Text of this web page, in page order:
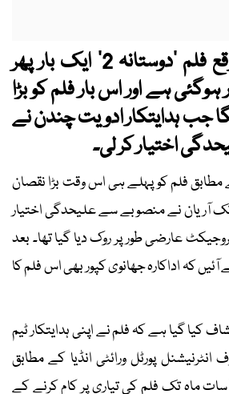
کرن جوہر کی متوقع فلم ’دوستانہ 2‘ ایک بار پھر
ہے اور اس بار فلم کو بڑا
جب ہدایتکار ادویت چندن نے
اختیار کر لی۔
مطابق فلم کو پہلے ہی اس وقت بڑا نقصان
آریان نے منصوبے سے علیحدگی اختیار
عارضی طور پر روک دیا گیا تھا۔ بعد
کہ اداکارہ جھانوی کپور بھی اس فلم کا
کیا گیا ہے کہ فلم نے اپنی ہدایتکار ٹیم
پورٹل ورائٹی انڈیا کے مطابق
ماہ تک فلم کی تیاری پر کام کرنے کے